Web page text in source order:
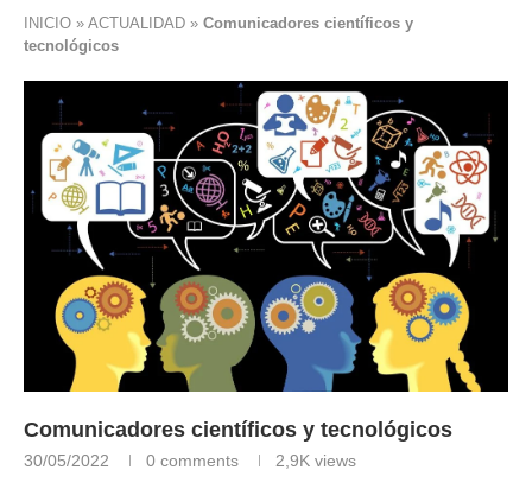
INICIO » ACTUALIDAD » Comunicadores científicos y
tecnológicos
Comunicadores científicos y tecnológicos
30/05/2022 0 comments 2,9K views